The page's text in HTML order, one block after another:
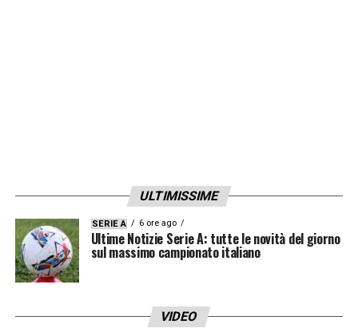
Per aprire una trattativa servirebbe un’offerta
“fuori mercato”, nell’ordine degli80 milioni di
euro, cifra che al momento nessuno sembra
proposta di quel livello, Baturina non lascerà
ULTIMISSIME
SERIE A 6 ore ago
Ultime Notizie Serie A: tutte le novità del giorno
sul massimo campionato italiano
VIDEO